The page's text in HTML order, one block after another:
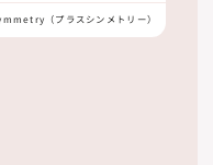
（プラスシンメトリー）